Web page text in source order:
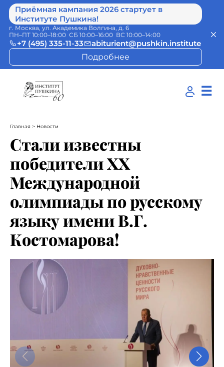
Приёмная кампания 2026 стартует в
Институте Пушкина!
г. Москва, ул. Академика Волгина, д. 6
ПН–ПТ 10:00–18:00 СБ 10:00–16:00 ВС 10:00–14:00
+7 (495) 335-11-33
abiturient@pushkin.institute
Подробнее
☰
Главная > Новости
Стали известны
победители ХХ
Международной
олимпиады по русскому
языку имени В.Г.
Костомарова!